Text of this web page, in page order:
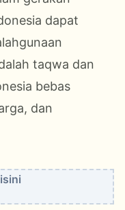
dapat
taqwa dan
bebas
dan